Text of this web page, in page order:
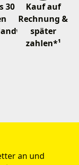
30
Kauf auf
Rechnung &
später
zahlen*¹
an und